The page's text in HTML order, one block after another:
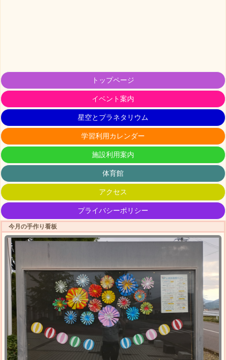
トップページ
イベント案内
星空とプラネタリウム
学習利用カレンダー
施設利用案内
体育館
アクセス
プライバシーポリシー
今月の手作り看板